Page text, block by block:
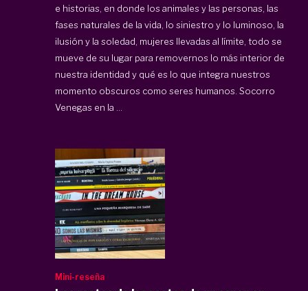
e historias, en donde los animales y las personas, las
fases naturales de la vida, lo siniestro y lo luminoso, la
ilusión y la soledad, mujeres llevadas al límite, todo se
mueve de su lugar para removernos lo más interior de
nuestra identidad y qué es lo que integra nuestros
momento obscuros como seres humanos. Socorro
Venegas en la ...
Mini-reseña